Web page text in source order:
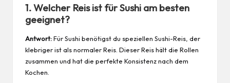
1. Welcher Reis ist für Sushi am besten
geeignet?
Antwort:Für Sushi benötigst du speziellen Sushi-Reis, der
klebriger ist als normaler Reis. Dieser Reis hält die Rollen
zusammen und hat die perfekte Konsistenz nach dem
Kochen.